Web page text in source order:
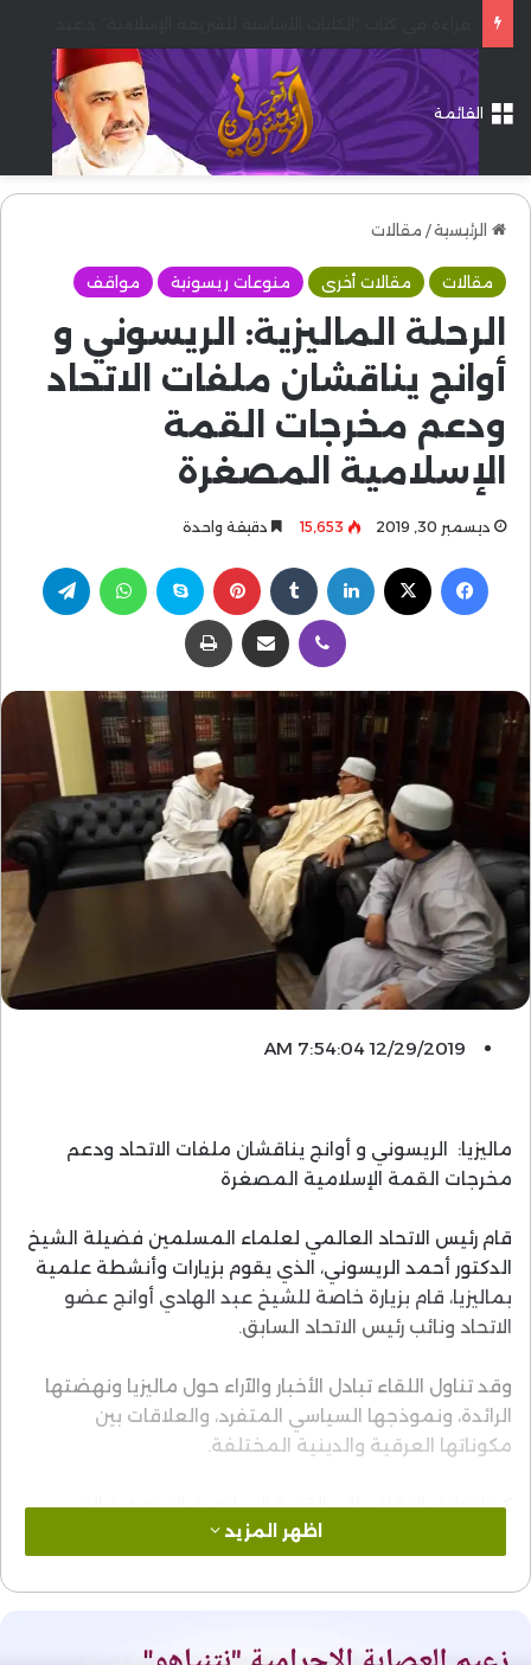
القائمة
الرئيسية/ مقالات
مقالات مقالات أخرى منوعات ريسونية مواقف
الرحلة الماليزية: الريسوني و
أوانج يناقشان ملفات الاتحاد
ودعم مخرجات القمة
الإسلامية المصغرة
ديسمبر 30, 2019 15٬653 دقيقة واحدة
فيسبوك لينكدإن بينتيريست سكايب واتساب
ڤايبر مشاركة عبر البريد طباعة
ماليزيا: الريسوني و أوانج يناقشان ملفات الاتحاد ودعم
مخرجات القمة الإسلامية المصغرة
قام رئيس الاتحاد العالمي لعلماء المسلمين فضيلة الشيخ
الدكتور أحمد الريسوني، الذي يقوم بزيارات وأنشطة علمية
بماليزيا، قام بزيارة خاصة للشيخ عبد الهادي أوانج عضو
الاتحاد ونائب رئيس الاتحاد السابق.
وقد تناول اللقاء تبادل الأخبار والآراء حول ماليزيا ونهضتها
الرائدة، ونموذجها السياسي المتفرد، والعلاقات بين
مكوناتها العرقية والدينية المختلفة.
كما تطرق النقاش إلى القمة الاسلامية المصغرة التي
انعقدت مؤخرا بالعاصمة الماليزية كوالالمبور، حيث حصل
الاتفاق التام على الإشادة بها وبنجاحها، وعلى وجوب دعمها
داخليا وخارجيا.
وتطرق الحوار كذلك إلى مسيرة الاتحاد العالمي لعلماء
اظهر المزيد